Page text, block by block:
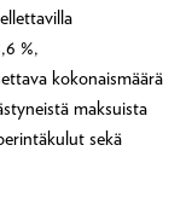
%,
kokonaismäärä
maksuista
sekä